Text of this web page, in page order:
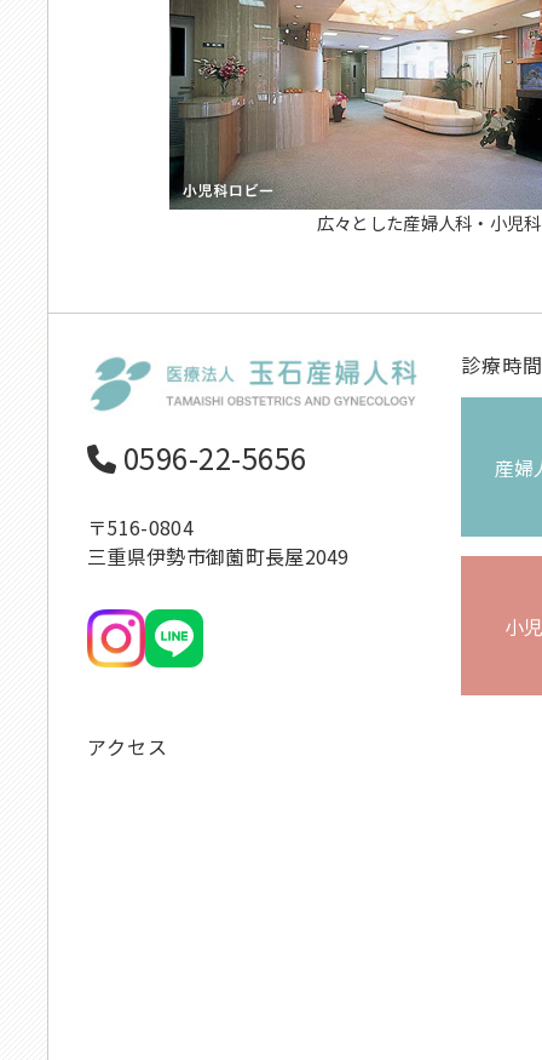
広々とした産婦人科・小児
0596-22-5656
〒516-0804
三重県伊勢市御薗町長屋2049
診療時
産婦
小
アクセス